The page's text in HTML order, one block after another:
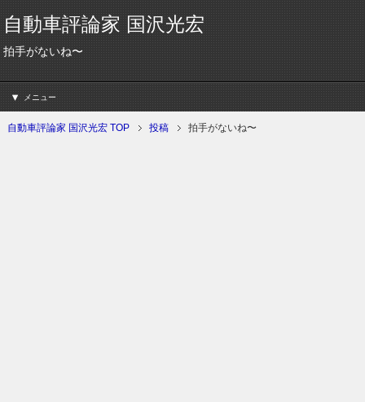
自動車評論家 国沢光宏
拍手がないね〜
メニュー
自動車評論家 国沢光宏 TOP 投稿 拍手がないね〜